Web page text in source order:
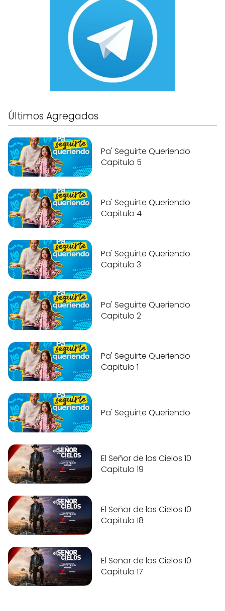
Últimos Agregados
Pa' Seguirte Queriendo
Capitulo 5
Pa' Seguirte Queriendo
Capitulo 4
Pa' Seguirte Queriendo
Capitulo 3
Pa' Seguirte Queriendo
Capitulo 2
Pa' Seguirte Queriendo
Capitulo 1
Pa' Seguirte Queriendo
El Señor de los Cielos 10
Capitulo 19
El Señor de los Cielos 10
Capitulo 18
El Señor de los Cielos 10
Capitulo 17